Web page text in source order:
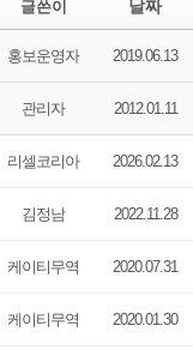
글쓴이 날짜
홍보운영자 2019.06.13
관리자 2012.01.11
리셀코리아 2026.02.13
김정남 2022.11.28
케이티무역 2020.07.31
케이티무역 2020.01.30